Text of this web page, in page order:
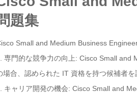
題集
Small and Medium Business
専門的な競争力の向上: Cisco Small and
場合、認められた IT 資格を持つ候補者
キャリア開発の機会: Cisco Small and